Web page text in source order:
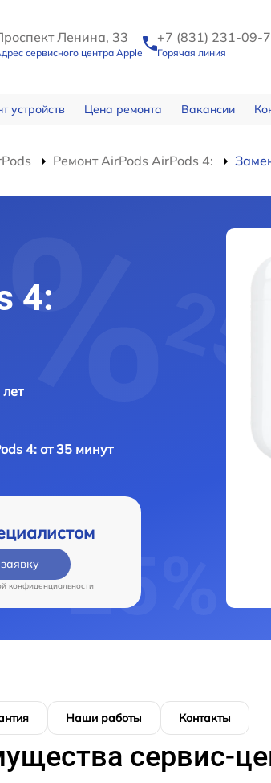
Ленина, 33
сервисного центра Apple
+7 (831) 231-09-
Горячая линия
устройств Цена ремонта Вакансии
Ремонт AirPods AirPods 4:
4:
4: от 35 минут
конфиденциальности
Наши работы Контакты
сервис-